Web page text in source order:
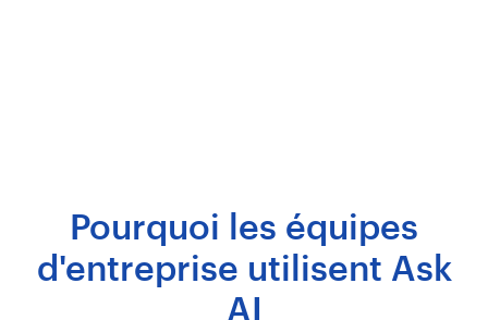
Pourquoi les équipes
d'entreprise utilisent Ask
AI